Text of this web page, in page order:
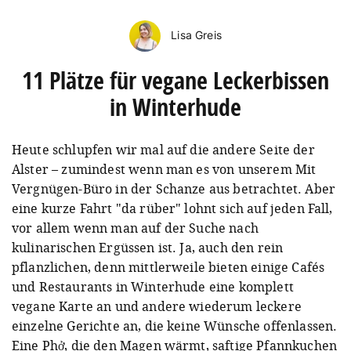
Lisa Greis
11 Plätze für vegane Leckerbissen
in Winterhude
Heute schlupfen wir mal auf die andere Seite der
Alster – zumindest wenn man es von unserem Mit
Vergnügen-Büro in der Schanze aus betrachtet. Aber
eine kurze Fahrt "da rüber" lohnt sich auf jeden Fall,
vor allem wenn man auf der Suche nach
kulinarischen Ergüssen ist. Ja, auch den rein
pflanzlichen, denn mittlerweile bieten einige Cafés
und Restaurants in Winterhude eine komplett
vegane Karte an und andere wiederum leckere
einzelne Gerichte an, die keine Wünsche offenlassen.
Eine Phở, die den Magen wärmt, saftige Pfannkuchen